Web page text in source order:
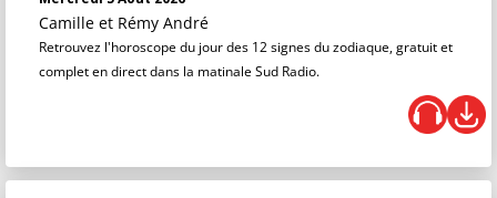
Camille et Rémy André
Retrouvez l'horoscope du jour des 12 signes du zodiaque, gratuit et
complet en direct dans la matinale Sud Radio.